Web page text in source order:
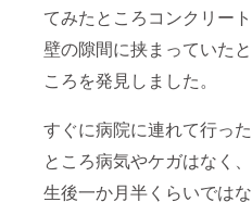
てみたところコンクリート
壁の隙間に挟まっていたと
ころを発見しました。
すぐに病院に連れて行った
ところ病気やケガはなく、
生後一か月半くらいではな